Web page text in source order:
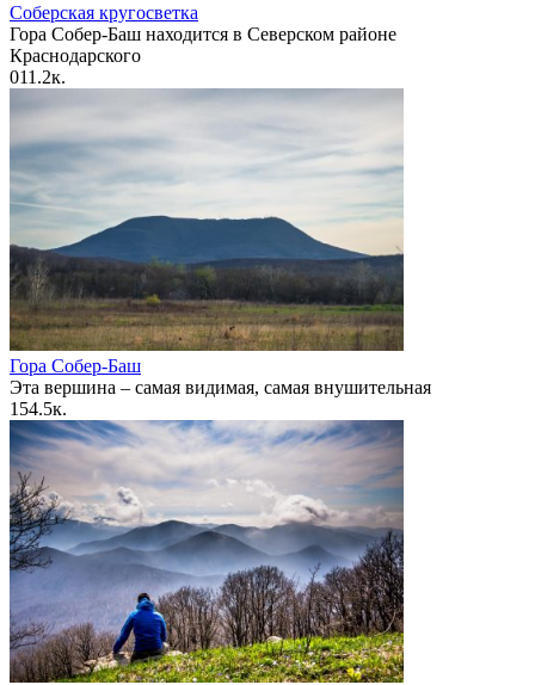
Соберская кругосветка
Гора Собер-Баш находится в Северском районе
Краснодарского
011.2к.
Гора Собер-Баш
Эта вершина – самая видимая, самая внушительная
1 54.5к.